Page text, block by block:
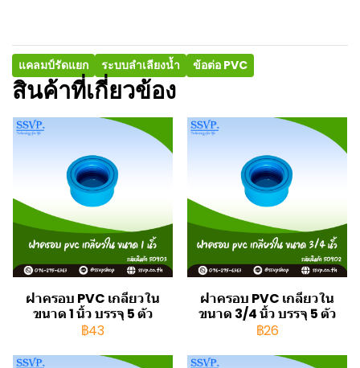
แคลมป์รัดแยก ระบบลำเลียงน้ำ ข้อต่อ PVC
สินค้าที่เกี่ยวข้อง
ฝาครอบ PVC เกลียวใน
ขนาด 1 นิ้ว บรรจุ 5 ตัว
฿43
ฝาครอบ PVC เกลียวใน
ขนาด 3/4 นิ้ว บรรจุ 5 ตัว
฿26